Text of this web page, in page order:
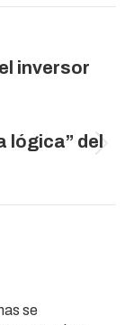
inversor
lógica” del
se